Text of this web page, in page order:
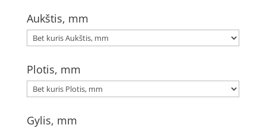
Aukštis, mm
Plotis, mm
Gylis, mm